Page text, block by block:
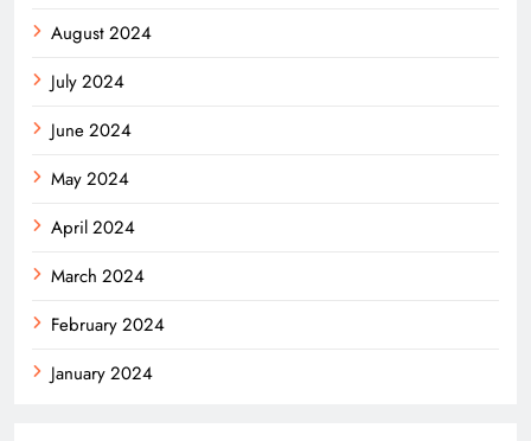
August 2024
July 2024
June 2024
May 2024
April 2024
March 2024
February 2024
January 2024